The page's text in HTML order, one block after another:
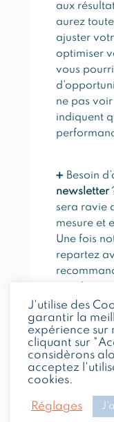
aux
aurez
ajuster
optimiser
vous
ne pas voir
indiquent
➕ Besoin
newsletter
sera ravie
mesure et
Une fois
repartez
part de
découverte
fondatrice
J'utilise des
garantir la
expérience sur
cliquant sur
considèrons
acceptez
cookies.
Réglages